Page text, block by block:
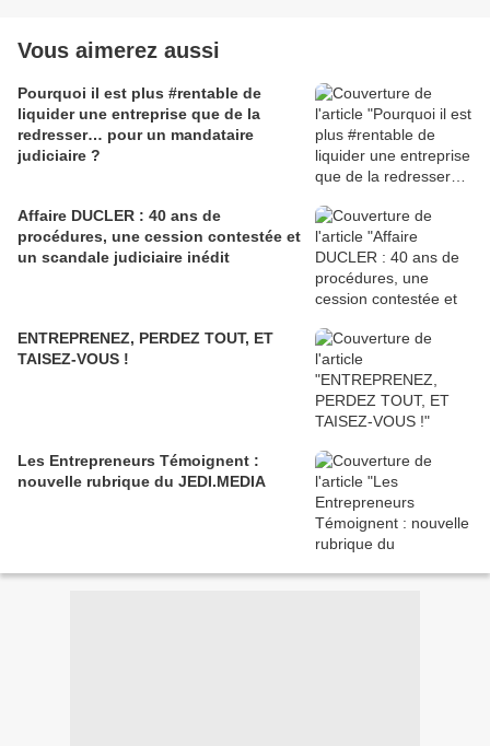
Vous aimerez aussi
Pourquoi il est plus #rentable de
liquider une entreprise que de la
redresser… pour un mandataire
judiciaire ?
Affaire DUCLER : 40 ans de
procédures, une cession contestée et
un scandale judiciaire inédit
ENTREPRENEZ, PERDEZ TOUT, ET
TAISEZ-VOUS !
Les Entrepreneurs Témoignent :
nouvelle rubrique du JEDI.MEDIA